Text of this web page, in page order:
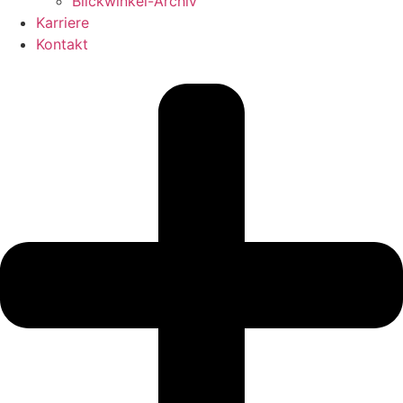
Karriere
Kontakt